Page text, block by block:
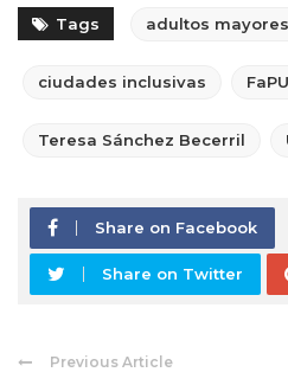
Tags adultos mayores
ciudades inclusivas
Teresa Sánchez Becerril
Share on Facebook
Share on Twitter
Previous Article